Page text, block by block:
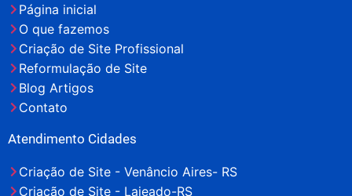
Página inicial
O que fazemos
Criação de Site Profissional
Reformulação de Site
Blog Artigos
Contato
Atendimento Cidades
Criação de Site - Venâncio Aires- RS
Criação de Site - Lajeado-RS